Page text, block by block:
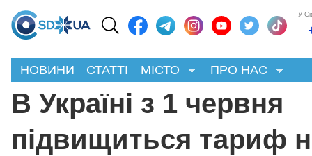
У
НОВИНИ СТАТТІ МІСТО ПРО НАС
В Україні з 1 червня
підвищиться тариф